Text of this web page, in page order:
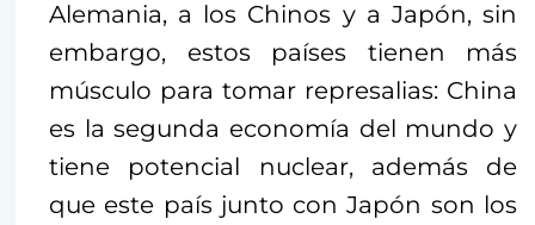
Alemania, a los Chinos y a Japón, sin
embargo, estos países tienen más
músculo para tomar represalias: China
es la segunda economía del mundo y
tiene potencial nuclear, además de
que este país junto con Japón son los